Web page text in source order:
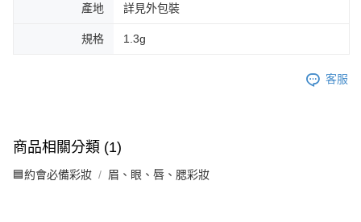
產地 詳見外包裝
規格 1.3g
客服
商品相關分類 (1)
🟦約會必備彩妝 眉、眼、唇、腮彩妝